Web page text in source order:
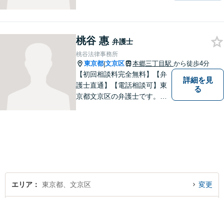
法務など、幅広い法律トラブ
ルに対応。【明確な料金体
系】よりよい解決を目指して
いきます。
桃谷 惠 弁護士
桃谷法律事務所
東京都|文京区 本郷三丁目駅 から徒歩4分
【初回相談料完全無料】【弁
護士直通】【電話相談可】東
京都文京区の弁護士です。夜
詳細を見
る
エリア 東京都、文京区 変更